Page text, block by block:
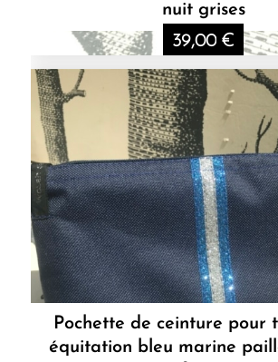
nuit grises
39,00 €
Pochette de ceinture pour
équitation bleu marine